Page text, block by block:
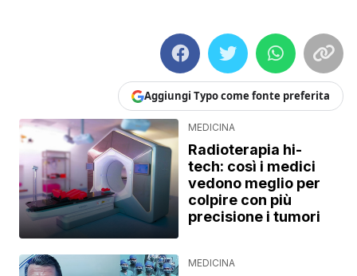
Aggiungi Typo come fonte preferita
MEDICINA
Radioterapia hi-
tech: così i medici
vedono meglio per
colpire con più
precisione i tumori
MEDICINA